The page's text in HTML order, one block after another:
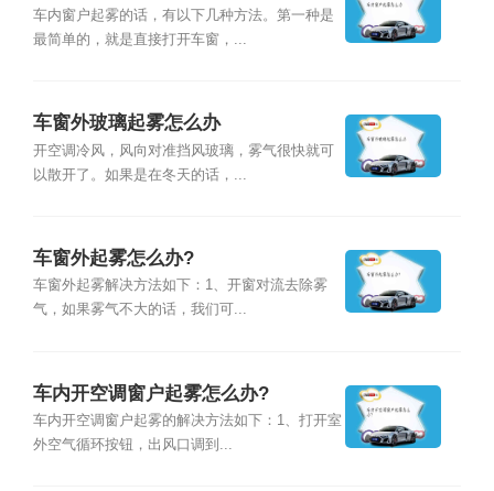
车内窗户起雾的话，有以下几种方法。第一种是
最简单的，就是直接打开车窗，...
车窗外玻璃起雾怎么办
开空调冷风，风向对准挡风玻璃，雾气很快就可
以散开了。如果是在冬天的话，...
车窗外起雾怎么办?
车窗外起雾解决方法如下：1、开窗对流去除雾
气，如果雾气不大的话，我们可...
车内开空调窗户起雾怎么办?
车内开空调窗户起雾的解决方法如下：1、打开室
外空气循环按钮，出风口调到...